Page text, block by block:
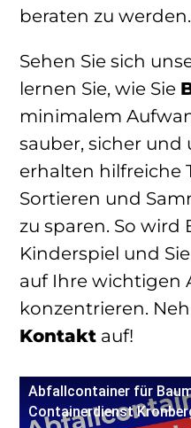
beraten zu werden.
Sehen Sie sich
lernen Sie, wie Sie
minimalem
sauber, sicher und
erhalten hilfreiche
Sortieren und
zu sparen. So
Kinderspiel und
auf Ihre wichtigen
konzentrieren.
Kontakt auf!
Abfallcontainer für
Containerdienst